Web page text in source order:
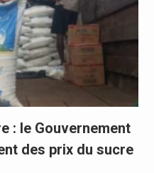
: le Gouvernement
des prix du sucre